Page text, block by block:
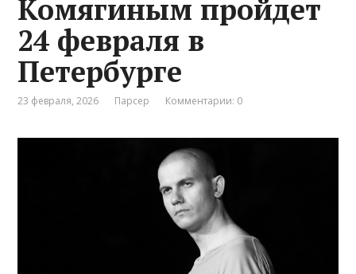
Комягиным пройдет
24 февраля в
Петербурге
23 февраля, 2026 Парсер Комментарии: 0